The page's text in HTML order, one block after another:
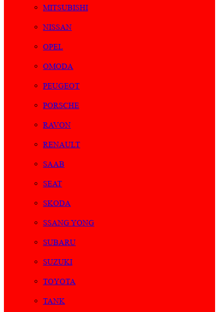
MITSUBISHI
NISSAN
OPEL
OMODA
PEUGEOT
PORSCHE
RAVON
RENAULT
SAAB
SEAT
SKODA
SSANG YONG
SUBARU
SUZUKI
TOYOTA
TANK